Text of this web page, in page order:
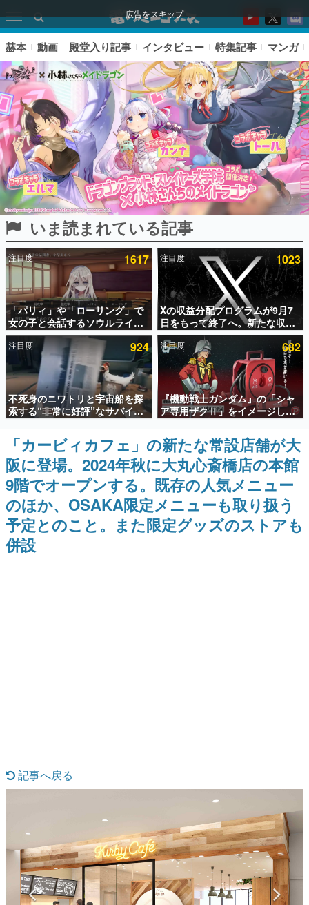
広告をスキップ
ピックアップ
電ファミのいま読まれている記事ランキング
アプリセール情報
インタビュー
連載・特集一覧
殿堂入り記事
SNS拡散数が数千以上！ ページビュー数万以上！ などな
ど。多くの人々に読まれた、電ファミ渾身の“殿堂入り”記
事をまとめました。
ゲームの企画書
名作ゲームクリエイターの方々に製作時のエピソードをお
聞きし、ヒットする企画（ゲーム）とは何か？を探ってい
きます。
赫本
この物語を解いてはいけない。『赫本』は、〈試験問題〉
の形をした短編ホラー小説集です。
ゲームが変えた日本語
「経験値」「裏技」「ラスボス」… ゲームにまつわる言葉
の起源や用法の変遷を、コンピューター文化史研究家・タ
イニーP氏が徹底調査。
カテゴリ
赫本 動画 殿堂入り記事 インタビュー 特集記事 マンガ
いま読まれている記事
注目度 1617
「パリィ」や「ローリング」で
女の子と会話するソウルライク
恋愛ゲーム『小早川さんはソウ
ルライク』無料公開。返事に失
敗すると「YOU DIED」
注目度 1023
Xの収益分配プログラムが9月7
日をもって終了へ。新たな収益
化制度「Original Content
Rewards Program」を発表
注目度 924
不死身のニワトリと宇宙船を探
索する“非常に好評”なサバイバ
ルゲーム『Breathedge』が無
料で配布中。入手できる期間は8
月10日まで
注目度 682
『機動戦士ガンダム』の「シャ
ア専用ザクⅡ」をイメージした
散水ホースリールが予約開始。
本体にはシャアのパーソナルマ
ークやジオン公国軍のエンブレ
ム、型式番号などを配置
「カービィカフェ」の新たな常設店舗が大
阪に登場。2024年秋に大丸心斎橋店の本館
9階でオープンする。既存の人気メニュー
のほか、OSAKA限定メニューも取り扱う
予定とのこと。また限定グッズのストアも
併設
記事へ戻る